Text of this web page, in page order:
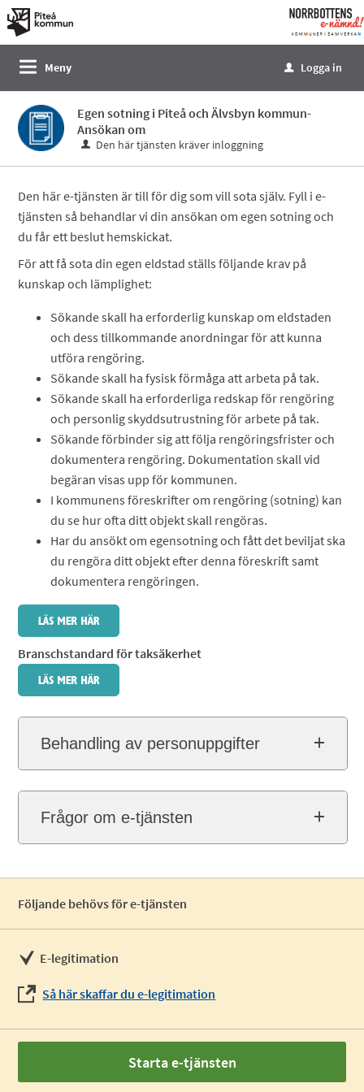
Välkommen
till
tjänster
Norrbottens
enämnd
Meny u Logga in
Egen sotning i Piteå och Älvsbyn kommun-
Ansökan om
Den här tjänsten kräver inloggning
Den här e-tjänsten är till för dig som vill sota själv. Fyll i e-
tjänsten så behandlar vi din ansökan om egen sotning och
du får ett beslut hemskickat.
För att få sota din egen eldstad ställs följande krav på
kunskap och lämplighet:
Sökande skall ha erforderlig kunskap om eldstaden
och dess tillkommande anordningar för att kunna
utföra rengöring.
Sökande skall ha fysisk förmåga att arbeta på tak.
Sökande skall ha erforderliga redskap för rengöring
och personlig skyddsutrustning för arbete på tak.
Sökande förbinder sig att följa rengöringsfrister och
dokumentera rengöring. Dokumentation skall vid
begäran visas upp för kommunen.
I kommunens föreskrifter om rengöring (sotning) kan
du se hur ofta ditt objekt skall rengöras.
Har du ansökt om egensotning och fått det beviljat ska
du rengöra ditt objekt efter denna föreskrift samt
dokumentera rengöringen.
Branschstandard för taksäkerhet
Behandling av personuppgifter
Frågor om e-tjänsten
Följande behövs för e-tjänsten
E-legitimation
Så här skaffar du e-legitimation
Starta e-tjänsten